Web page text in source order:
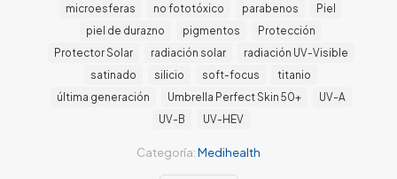
Categoría:Medihealth
microesferas
no fototóxico parabenos
Piel
piel de durazno
pigmentos
Protección
Protector Solar
radiación solar
radiación UV-Visible
satinado
silicio soft-focus
titanio
última generación
Umbrella Perfect Skin 50+
UV-A
UV-B
UV-HEV